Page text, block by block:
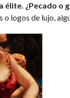
¿Pecado o
logos de lujo,